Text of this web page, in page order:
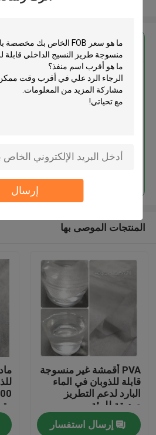
إرسال
احصل على
منسوجة طريز
المنتجات الموصى بها
PVA أقمشة غير منسوجة
قابلة للذوبان في الماء
البارد لدعم التطريز
صديقة للبيئة
إرسال استفسار